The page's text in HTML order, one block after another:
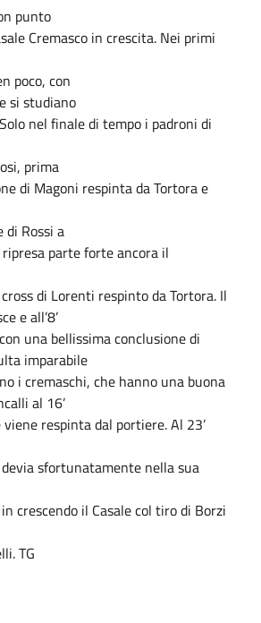
punto
Cremasco in crescita. Nei primi
poco, con
si studiano
nel finale di tempo i padroni di
prima
di Magoni respinta da Tortora e
di Rossi a
parte forte ancora il
di Lorenti respinto da Tortora. Il
e all’8’
una bellissima conclusione di
imparabile
i cremaschi, che hanno una buona
al 16’
respinta dal portiere. Al 23’
sfortunatamente nella sua
crescendo il Casale col tiro di Borzi
TG